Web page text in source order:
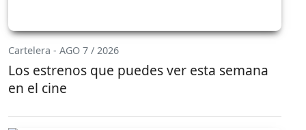
Cartelera - AGO 7 / 2026
Los estrenos que puedes ver esta semana
en el cine